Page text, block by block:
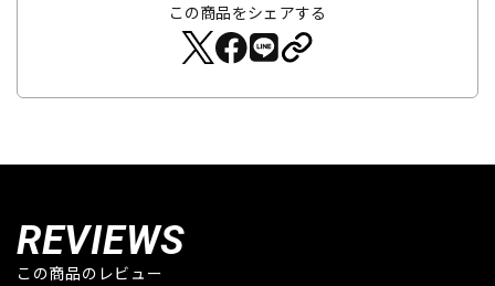
この商品をシェアする
REVIEWS
この商品のレビュー